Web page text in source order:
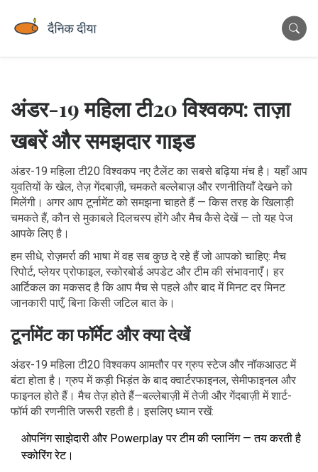
अंडर-19 महिला टी20 विश्वकप: ताज़ा
खबरें और समझदार गाइड
अंडर-19 महिला टी20 विश्वकप नए टैलेंट का सबसे बढ़िया मंच है। यहाँ आप
युवतियों के खेल, तेज़ गेंदबाज़ी, चमकते बल्लेबाज़ और रणनीतियाँ देखने को
मिलेंगी। अगर आप टूर्नामेंट को समझना चाहते हैं — किस तरह के खिलाड़ी
चमकते हैं, कौन से मुकाबले दिलचस्प होंगे और मैच कैसे देखें — तो यह पेज
आपके लिए है।
हम सीधे, रोज़मर्रा की भाषा में वह सब कुछ दे रहे हैं जो आपको चाहिए: मैच
रिपोर्ट, प्लेयर प्रोफाइल, स्कोरबोर्ड अपडेट और टीम की संभावनाएँ। हर
आर्टिकल का मकसद है कि आप मैच से पहले और बाद में मिनट दर मिनट
जानकारी पाएँ, बिना किसी जटिल बात के।
टूर्नामेंट का फॉर्मेट और क्या देखें
अंडर-19 महिला टी20 विश्वकप आमतौर पर ग्रुप स्टेज और नॉकआउट में
बंटा होता है। ग्रुप में कड़ी भिड़ंत के बाद क्वार्टरफाइनल, सेमीफाइनल और
फाइनल होते हैं। मैच तेज़ होते हैं—बल्लेबाज़ी में तेजी और गेंदबाज़ी में शार्ट-
फॉर्म की रणनीति जरूरी रहती है। इसलिए ध्यान रखें:
ओपनिंग साझेदारी और Powerplay पर टीम की प्लानिंग — तय करती है
स्कोरिंग रेट।